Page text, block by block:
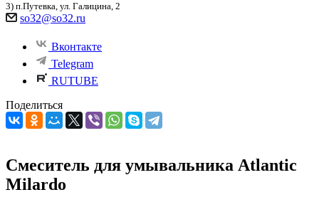
3) п.Путевка, ул. Галицина, 2
so32@so32.ru
Вконтакте
Telegram
RUTUBE
Поделиться
Смеситель для умывальника Atlantic
Milardo